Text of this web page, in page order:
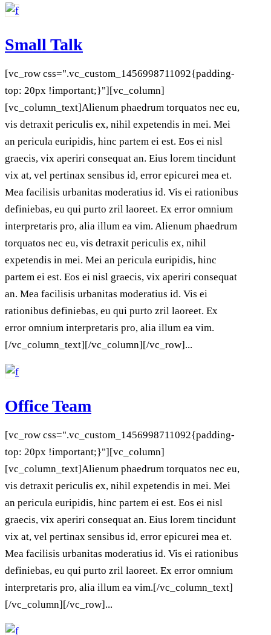
Small Talk
[vc_row css=".vc_custom_1456998711092{padding-
top: 20px !important;}"][vc_column]
[vc_column_text]Alienum phaedrum torquatos nec eu,
vis detraxit periculis ex, nihil expetendis in mei. Mei
an pericula euripidis, hinc partem ei est. Eos ei nisl
graecis, vix aperiri consequat an. Eius lorem tincidunt
vix at, vel pertinax sensibus id, error epicurei mea et.
Mea facilisis urbanitas moderatius id. Vis ei rationibus
definiebas, eu qui purto zril laoreet. Ex error omnium
interpretaris pro, alia illum ea vim. Alienum phaedrum
torquatos nec eu, vis detraxit periculis ex, nihil
expetendis in mei. Mei an pericula euripidis, hinc
partem ei est. Eos ei nisl graecis, vix aperiri consequat
an. Mea facilisis urbanitas moderatius id. Vis ei
rationibus definiebas, eu qui purto zril laoreet. Ex
error omnium interpretaris pro, alia illum ea vim.
[/vc_column_text][/vc_column][/vc_row]...
Office Team
[vc_row css=".vc_custom_1456998711092{padding-
top: 20px !important;}"][vc_column]
[vc_column_text]Alienum phaedrum torquatos nec eu,
vis detraxit periculis ex, nihil expetendis in mei. Mei
an pericula euripidis, hinc partem ei est. Eos ei nisl
graecis, vix aperiri consequat an. Eius lorem tincidunt
vix at, vel pertinax sensibus id, error epicurei mea et.
Mea facilisis urbanitas moderatius id. Vis ei rationibus
definiebas, eu qui purto zril laoreet. Ex error omnium
interpretaris pro, alia illum ea vim.[/vc_column_text]
[/vc_column][/vc_row]...